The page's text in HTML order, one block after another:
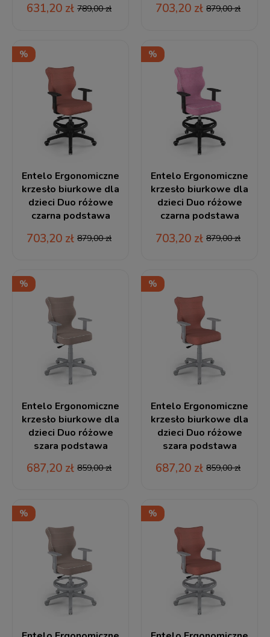
631,20 zł 789,00 zł 703,20 zł 879,00 zł
Entelo Ergonomiczne
krzesło biurkowe dla
dzieci Duo różowe
czarna podstawa
703,20 zł 879,00 zł
Entelo Ergonomiczne
krzesło biurkowe dla
dzieci Duo różowe
czarna podstawa
703,20 zł 879,00 zł
Entelo Ergonomiczne
krzesło biurkowe dla
dzieci Duo różowe
szara podstawa
687,20 zł 859,00 zł
Entelo Ergonomiczne
krzesło biurkowe dla
dzieci Duo różowe
szara podstawa
687,20 zł 859,00 zł